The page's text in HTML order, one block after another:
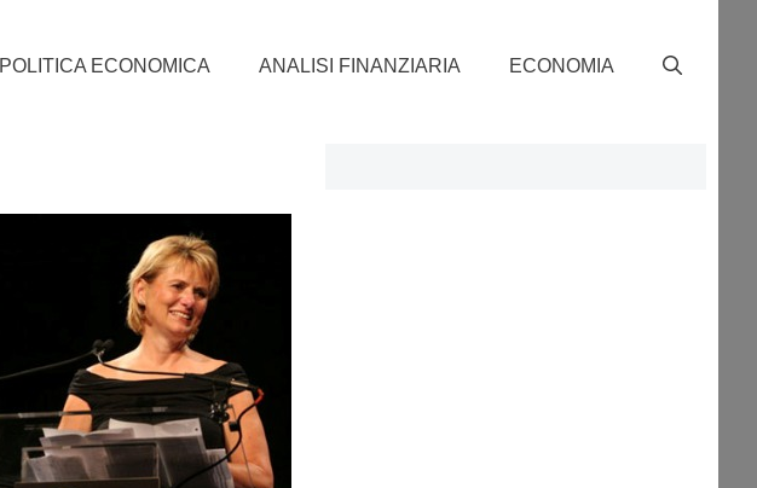
POLITICA ECONOMICA ANALISI FINANZIARIA ECONOMIA